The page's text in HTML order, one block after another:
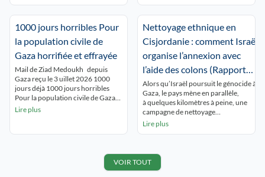
Beyrouth (correspondance) À
Gaza, les Palestiniens étouffent.
Sous les tentes, dans une humidité
totale due à l’absence de vent et à la
[…]
peuple palestinien». Saisi en
urgence par le préfet du Rhône
Etienne Guyot, le juge des référés
du tribunal administratif […]
1000 jours horribles Pour
la population civile de
Gaza horrifiée et effrayée
Mail de Ziad Medoukh depuis
Gaza reçu le 3 uillet 2026 1000
jours déjà 1000 jours horribles
Pour la population civile de Gaza
horrifiée et effrayée 1000 jours
1000 jours horribles pour une
terrifiée Pas de vie à Gaza dans ce
Lire plus
Nettoyage ethnique en
Cisjordanie : comment Israël
organise l’annexion avec
l’aide des colons (Rapport
Amnesty international)
Alors qu’Israël poursuit le génocide à
Gaza, le pays mène en parallèle,
à quelques kilomètres à peine, une
campagne de nettoyage
ethnique contre les Palestinien·nes de
poussant à fuir leur terre ancestrale.
Depuis 2023, ces violences ont
Lire plus
VOIR TOUT